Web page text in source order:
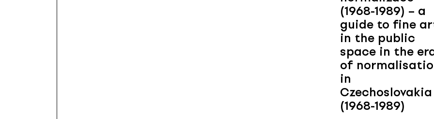
(1968-1989) – a
guide to fine
in the public
space in the
of
in
Czechoslovakia
(1968-1989)